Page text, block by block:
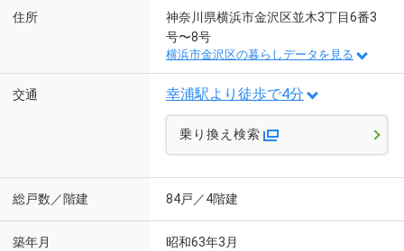
住所
神奈川県横浜市金沢区並木3丁目6番3
号〜8号
横浜市金沢区の暮らしデータを見る
交通 幸浦駅より徒歩で4分
乗り換え検索
総戸数／階建 84戸／4階建
築年月 昭和63年3月